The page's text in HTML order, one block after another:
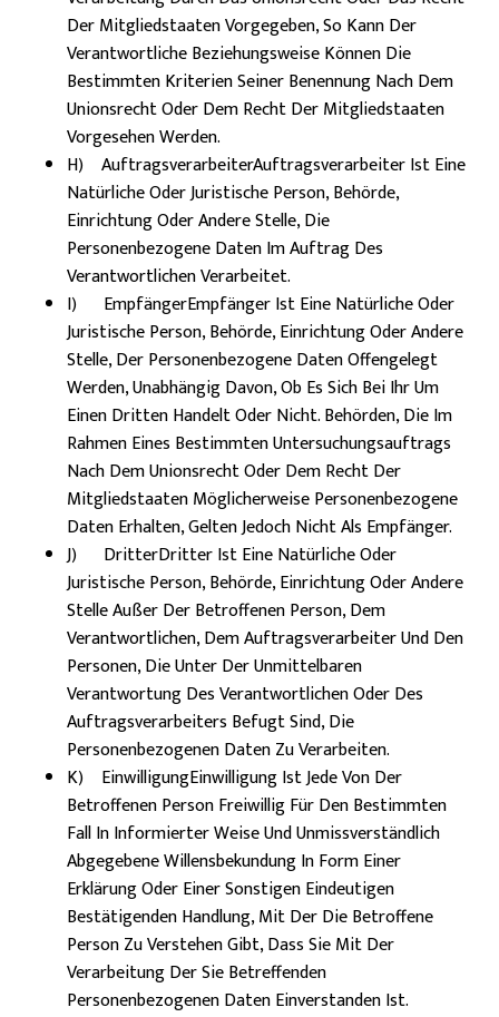
Der Mitgliedstaaten Vorgegeben, So Kann Der
Verantwortliche Beziehungsweise Können Die
Bestimmten Kriterien Seiner Benennung Nach Dem
Unionsrecht Oder Dem Recht Der Mitgliedstaaten
Vorgesehen Werden.
H) AuftragsverarbeiterAuftragsverarbeiter Ist Eine
Natürliche Oder Juristische Person, Behörde,
Einrichtung Oder Andere Stelle, Die
Personenbezogene Daten Im Auftrag Des
Verantwortlichen Verarbeitet.
I) EmpfängerEmpfänger Ist Eine Natürliche Oder
Juristische Person, Behörde, Einrichtung Oder Andere
Stelle, Der Personenbezogene Daten Offengelegt
Werden, Unabhängig Davon, Ob Es Sich Bei Ihr Um
Einen Dritten Handelt Oder Nicht. Behörden, Die Im
Rahmen Eines Bestimmten Untersuchungsauftrags
Nach Dem Unionsrecht Oder Dem Recht Der
Mitgliedstaaten Möglicherweise Personenbezogene
Daten Erhalten, Gelten Jedoch Nicht Als Empfänger.
J) DritterDritter Ist Eine Natürliche Oder
Juristische Person, Behörde, Einrichtung Oder Andere
Stelle Außer Der Betroffenen Person, Dem
Verantwortlichen, Dem Auftragsverarbeiter Und Den
Personen, Die Unter Der Unmittelbaren
Verantwortung Des Verantwortlichen Oder Des
Auftragsverarbeiters Befugt Sind, Die
Personenbezogenen Daten Zu Verarbeiten.
K) EinwilligungEinwilligung Ist Jede Von Der
Betroffenen Person Freiwillig Für Den Bestimmten
Fall In Informierter Weise Und Unmissverständlich
Abgegebene Willensbekundung In Form Einer
Erklärung Oder Einer Sonstigen Eindeutigen
Bestätigenden Handlung, Mit Der Die Betroffene
Person Zu Verstehen Gibt, Dass Sie Mit Der
Verarbeitung Der Sie Betreffenden
Personenbezogenen Daten Einverstanden Ist.